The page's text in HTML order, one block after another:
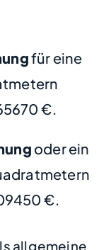
für eine
€.
oder ein
€.
allgemeine